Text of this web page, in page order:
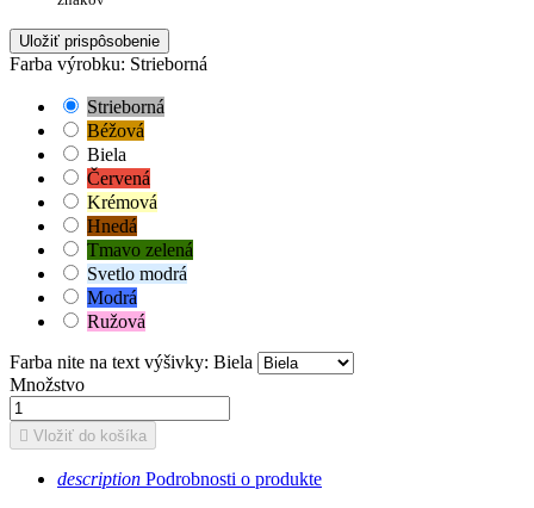
Uložiť prispôsobenie
Farba výrobku: Strieborná
Strieborná
Béžová
Biela
Červená
Krémová
Hnedá
Tmavo zelená
Svetlo modrá
Modrá
Ružová
Farba nite na text výšivky: Biela
Množstvo
 Vložiť do košíka
description Podrobnosti o produkte